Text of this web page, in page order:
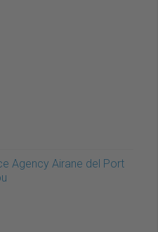
Agency Airane del Port